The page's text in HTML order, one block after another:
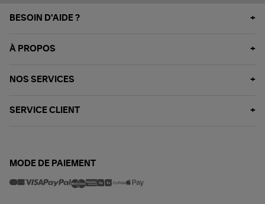
BESOIN D'AIDE ?
À PROPOS
NOS SERVICES
SERVICE CLIENT
MODE DE PAIEMENT